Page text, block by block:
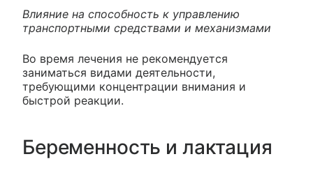
Влияние на способность к управлению
транспортными средствами и механизмами
Во время лечения не рекомендуется
заниматься видами деятельности,
требующими концентрации внимания и
быстрой реакции.
Беременность и лактация